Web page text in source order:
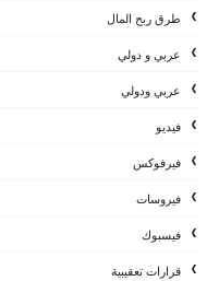
طرق ربح المال
عربي و دولي
عربي ودولي
فيديو
فيرفوكس
فيروسات
فيسبوك
قرارات تعقيبية